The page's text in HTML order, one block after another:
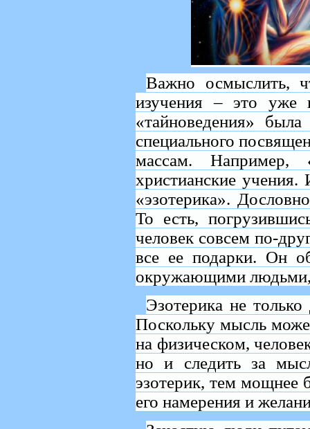
Важно осмыслить,
изучения – это уже
«тайноведения»
специального
массам. Например,
христианские
«эзотерика».
То есть,
человек совсем по-
все ее подарки. Он
окружающими
Эзотерика не только
Поскольку мысль
на физическом,
но и следить за
эзотерик, тем мощнее
его намерения и